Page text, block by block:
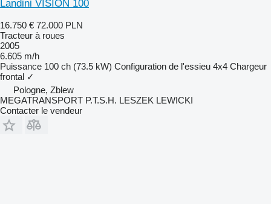
Landini VISION 100
16.750 € 72.000 PLN
Tracteur à roues
2005
6.605 m/h
Puissance 100 ch (73.5 kW) Configuration de l'essieu 4x4 Chargeur
frontal ✓
Pologne, Zblew
MEGATRANSPORT P.T.S.H. LESZEK LEWICKI
Contacter le vendeur